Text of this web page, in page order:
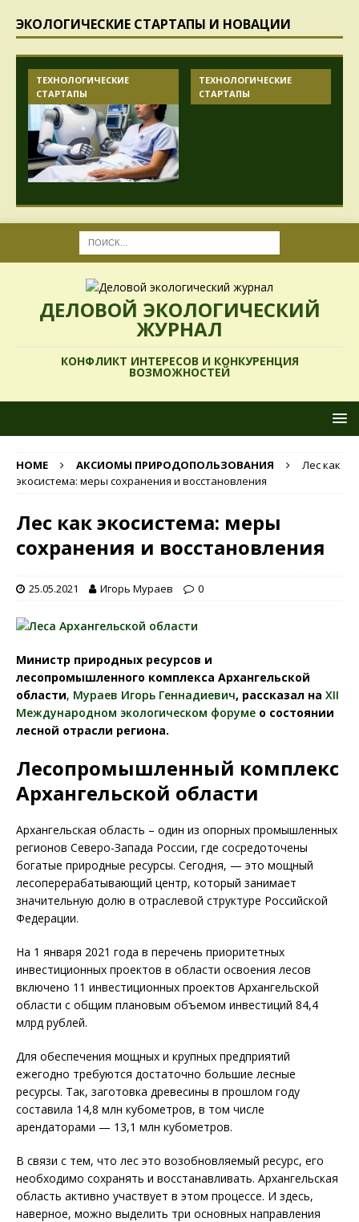
ЭКОЛОГИЧЕСКИЕ СТАРТАПЫ И НОВАЦИИ
ТЕХНОЛОГИЧЕСКИЕ
СТАРТАПЫ
ТЕХНОЛОГИЧЕСКИЕ
СТАРТАПЫ
ДЕЛОВОЙ ЭКОЛОГИЧЕСКИЙ
ЖУРНАЛ
КОНФЛИКТ ИНТЕРЕСОВ И КОНКУРЕНЦИЯ
ВОЗМОЖНОСТЕЙ
HOME АКСИОМЫ ПРИРОДОПОЛЬЗОВАНИЯ
Лес как
экосистема: меры сохранения и восстановления
Лес как экосистема: меры
сохранения и восстановления
25.05.2021 Игорь Мураев 0
Министр природных ресурсов и
лесопромышленного комплекса Архангельской
области, Мураев Игорь Геннадиевич, рассказал на XII
Международном экологическом форуме о состоянии
лесной отрасли региона.
Лесопромышленный комплекс
Архангельской области
Архангельская область – один из опорных промышленных
регионов Северо-Запада России, где сосредоточены
богатые природные ресурсы. Сегодня, — это мощный
лесоперерабатывающий центр, который занимает
значительную долю в отраслевой структуре Российской
Федерации.
На 1 января 2021 года в перечень приоритетных
инвестиционных проектов в области освоения лесов
включено 11 инвестиционных проектов Архангельской
области с общим плановым объемом инвестиций 84,4
млрд рублей.
Для обеспечения мощных и крупных предприятий
ежегодно требуются достаточно большие лесные
ресурсы. Так, заготовка древесины в прошлом году
составила 14,8 млн кубометров, в том числе
арендаторами — 13,1 млн кубометров.
В связи с тем, что лес это возобновляемый ресурс, его
необходимо сохранять и восстанавливать. Архангельская
область активно участвует в этом процессе. И здесь,
наверное, можно выделить три основных направления